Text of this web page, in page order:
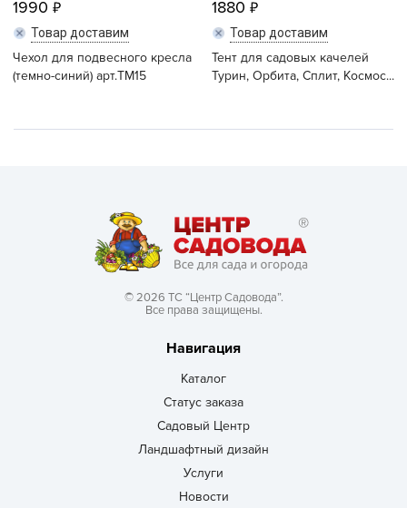
1990
Товар доставим
Чехол для подвесного кресла
(темно-синий) арт.TM15
1880
Товар доставим
Тент для садовых качелей
Турин, Орбита, Сплит, Космос...
© 2026 ТС “Центр Садовода”.
Все права защищены.
Навигация
Каталог
Статус заказа
Садовый Центр
Ландшафтный дизайн
Услуги
Новости